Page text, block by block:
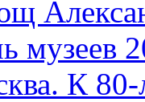
музеев
К